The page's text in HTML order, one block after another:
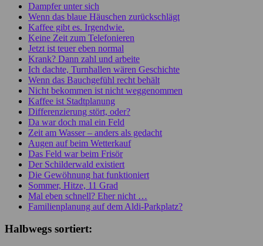
Dampfer unter sich
Wenn das blaue Häuschen zurückschlägt
Kaffee gibt es. Irgendwie.
Keine Zeit zum Telefonieren
Jetzt ist teuer eben normal
Krank? Dann zahl und arbeite
Ich dachte, Turnhallen wären Geschichte
Wenn das Bauchgefühl recht behält
Nicht bekommen ist nicht weggenommen
Kaffee ist Stadtplanung
Differenzierung stört, oder?
Da war doch mal ein Feld
Zeit am Wasser – anders als gedacht
Augen auf beim Wetterkauf
Das Feld war beim Frisör
Der Schilderwald existiert
Die Gewöhnung hat funktioniert
Sommer, Hitze, 11 Grad
Mal eben schnell? Eher nicht …
Familienplanung auf dem Aldi-Parkplatz?
Halbwegs sortiert: